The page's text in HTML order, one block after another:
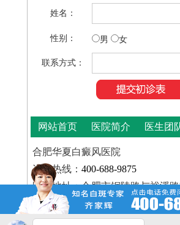
姓名：
性别： 男 女
联系方式：
网站首页 医院简介 医生团
合肥华夏白癜风医院
咨询热线： 400-688-9875
医院地址：合肥市铜陵路与裕溪
Copyright © 2025合肥华夏白癜风医院
备16014022号-11
在的，请讲！